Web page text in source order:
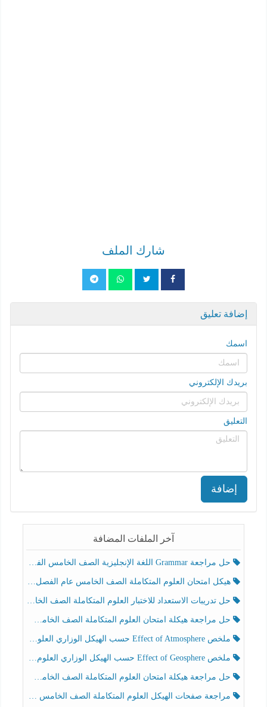
شارك الملف
إضافة تعليق
اسمك
بريدك الإلكتروني
التعليق
إضافة
آخر الملفات المضافة
حل مراجعة Grammar اللغة الإنجليزية الصف الخامس الفصل الثالث
هيكل امتحان العلوم المتكاملة الصف الخامس عام الفصل الدراسي الثالث 2025-2026
حل تدريبات الاستعداد للاختبار العلوم المتكاملة الصف الخامس عام الفصل الثالث
حل مراجعة هيكلة امتحان العلوم المتكاملة الصف الخامس انسبير الفصل الثالث
ملخص Effect of Atmosphere حسب الهيكل الوزاري العلوم المتكاملة الصف الخامس انسبير الفصل الثالث
ملخص Effect of Geosphere حسب الهيكل الوزاري العلوم المتكاملة الصف الخامس انسبير الفصل الثالث
حل مراجعة هيكلة امتحان العلوم المتكاملة الصف الخامس عام الفصل الثالث
مراجعة صفحات الهيكل العلوم المتكاملة الصف الخامس انسبير الفصل الثالث